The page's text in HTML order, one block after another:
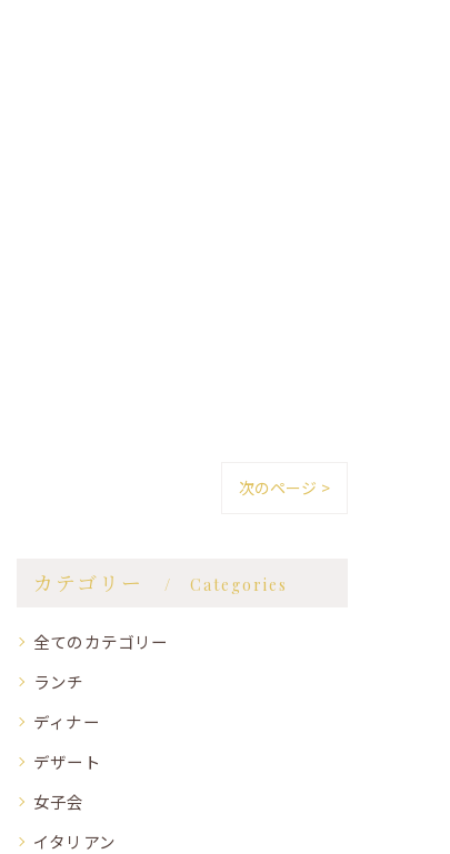
次のページ >
カテゴリー Categories
全てのカテゴリー
ランチ
ディナー
デザート
女子会
イタリアン